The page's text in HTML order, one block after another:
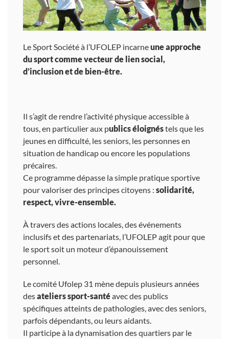
Le Sport Société à l’UFOLEP incarneune approche
du sport comme vecteur de lien social,
d’inclusion et de bien-être.
Il s’agit de rendre l’activité physique accessible à
tous, en particulier aux publics éloignéstels que les
jeunes en difficulté, les seniors, les personnes en
situation de handicap ou encore les populations
précaires.
Ce programme dépasse la simple pratique sportive
pour valoriser des principes citoyens : solidarité,
respect, vivre-ensemble.
À travers des actions locales, des événements
inclusifs et des partenariats, l’UFOLEP agit pour que
le sport soit un moteur d’épanouissement
personnel.
Le comité Ufolep 31 mène depuis plusieurs années
desateliers sport-santéavec des publics
spécifiques atteints de pathologies, avec des seniors,
parfois dépendants, ou leurs aidants.
Il participe à la dynamisation des quartiers par le